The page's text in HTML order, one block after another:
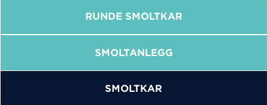
RUNDE SMOLTKAR
SMOLTANLEGG
SMOLTKAR